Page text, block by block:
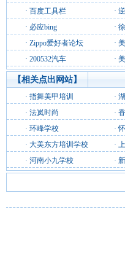
· 百度工具栏 ·
· 必应bing ·
· Zippo爱好者论坛 ·
· 200532汽车 ·
【相关点出网站】
· 指舞美甲培训 ·
· 法岚时尚 ·
· 环峰学校 ·
· 大美东方培训学校 ·
· 河南小九学校 ·